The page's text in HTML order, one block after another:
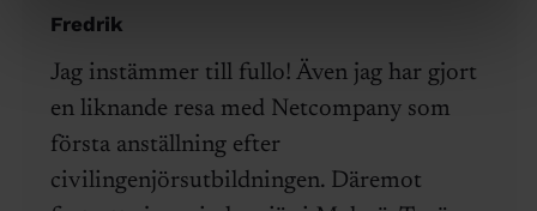
Fredrik
Jag instämmer till fullo! Även jag har gjort
en liknande resa med Netcompany som
första anställning efter
civilingenjörsutbildningen. Däremot